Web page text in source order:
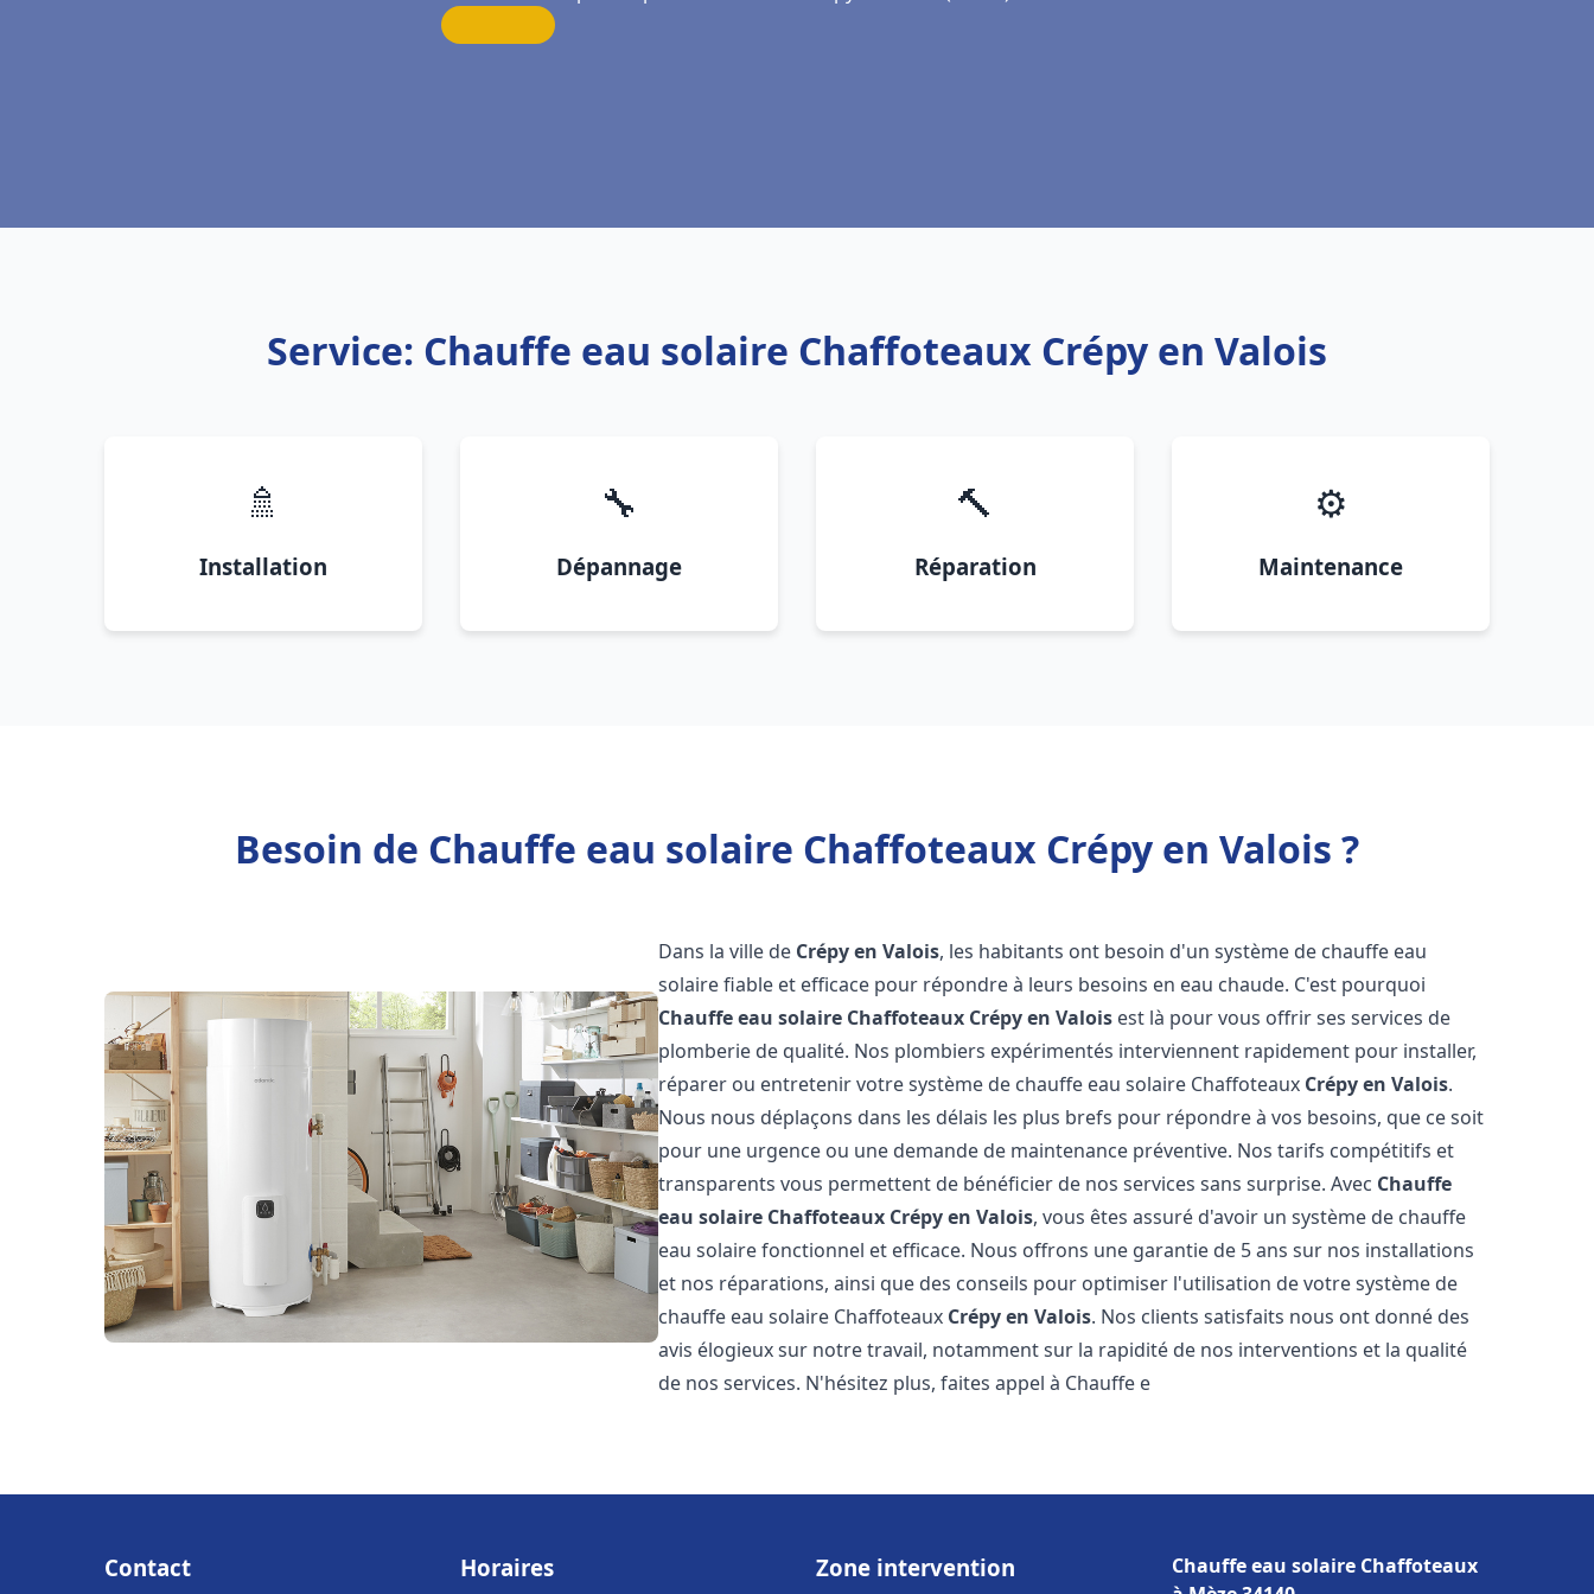
Service: Chauffe eau solaire Chaffoteaux Crépy en Valois
🚿
Installation
🔧
Dépannage
🔨
Réparation
⚙️
Maintenance
Besoin de Chauffe eau solaire Chaffoteaux Crépy en Valois ?
Dans la ville de Crépy en Valois, les habitants ont besoin d'un système de chauffe eau
solaire fiable et efficace pour répondre à leurs besoins en eau chaude. C'est pourquoi
Chauffe eau solaire Chaffoteaux Crépy en Valois est là pour vous offrir ses services de
plomberie de qualité. Nos plombiers expérimentés interviennent rapidement pour installer,
réparer ou entretenir votre système de chauffe eau solaire Chaffoteaux Crépy en Valois.
Nous nous déplaçons dans les délais les plus brefs pour répondre à vos besoins, que ce soit
pour une urgence ou une demande de maintenance préventive. Nos tarifs compétitifs et
transparents vous permettent de bénéficier de nos services sans surprise. Avec Chauffe
eau solaire Chaffoteaux Crépy en Valois, vous êtes assuré d'avoir un système de chauffe
eau solaire fonctionnel et efficace. Nous offrons une garantie de 5 ans sur nos installations
et nos réparations, ainsi que des conseils pour optimiser l'utilisation de votre système de
chauffe eau solaire Chaffoteaux Crépy en Valois. Nos clients satisfaits nous ont donné des
avis élogieux sur notre travail, notamment sur la rapidité de nos interventions et la qualité
de nos services. N'hésitez plus, faites appel à Chauffe e
Contact Horaires Zone intervention
Chauffe eau solaire Chaffoteaux